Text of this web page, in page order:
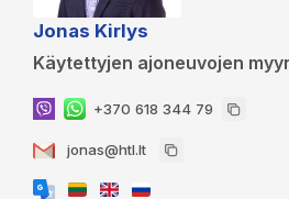
Jonas Kirlys
Käytettyjen ajoneuvojen
+370 618 344 79
jonas@htl.lt